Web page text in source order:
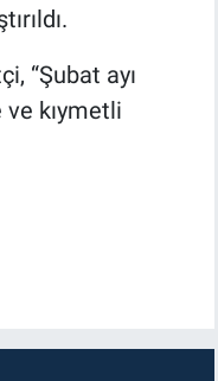
“Şubat ayı
ve kıymetli